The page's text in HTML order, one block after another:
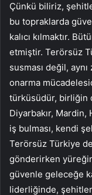
Çünkü biliriz,
bu topraklarda
kalıcı kılmaktır.
etmiştir. Terörsüz
susması değil,
onarma
türküsüdür, birliğin
Diyarbakır,
iş bulması, kendi
Terörsüz Türkiye
gönderirken
güvenle geleceğe
liderliğinde,